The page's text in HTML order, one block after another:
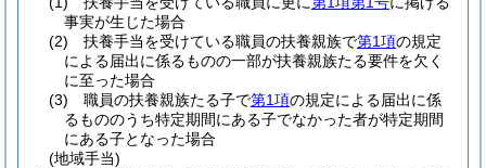
事実が生じた場合
(2)
扶養手当を受けている職員の扶養親族で第1項の規定
による届出に係るものの一部が扶養親族たる要件を欠く
に至った場合
(3)
職員の扶養親族たる子で第1項の規定による届出に係
るもののうち特定期間にある子でなかった者が特定期間
にある子となった場合
(地域手当)